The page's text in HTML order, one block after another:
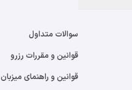
سوالات متداول
قوانین و مقررات رزرو
قوانین و راهنمای میزبان